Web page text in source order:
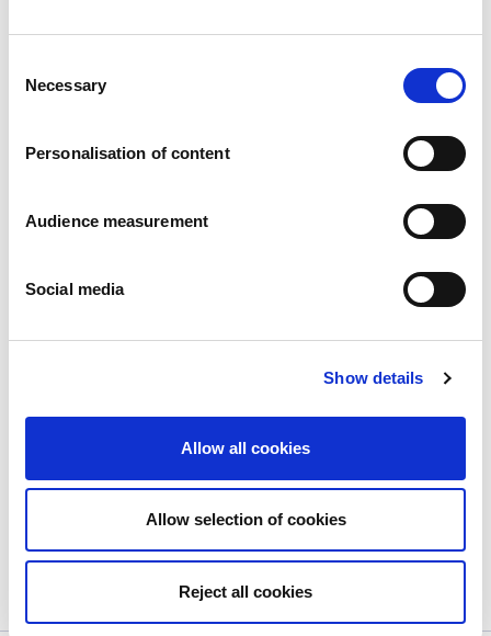
Selection
Necessary
Personalisation of content
Audience measurement
Social media
Show details
Allow all cookies
Allow selection of cookies
Reject all cookies
View more